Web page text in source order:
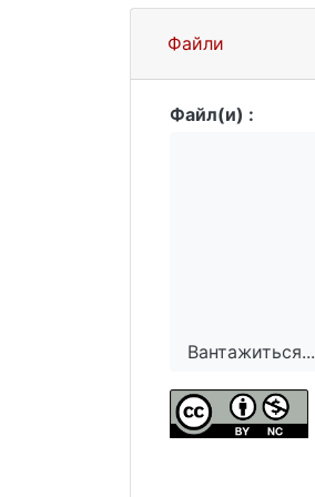
Файли
Файл(и) :
Вантажиться...
Вантажиться...